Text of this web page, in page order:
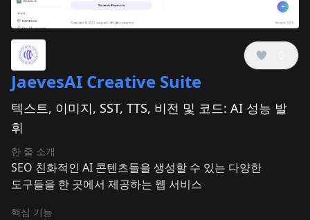
JaevesAI Creative Suite
텍스트, 이미지, SST, TTS, 비전 및 코드: AI 성능 발
휘
한 줄 소개
SEO 친화적인 AI 콘텐츠들을 생성할 수 있는 다양한
도구들을 한 곳에서 제공하는 웹 서비스
핵심 기능